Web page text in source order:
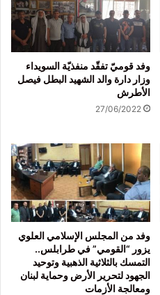
وفد قوميّ تفقّد منفذيّة السويداء
وزار دارة والد الشهيد البطل فيصل
الأطرش
27/06/2022
وفد من المجلس الإسلامي العلوي
يزور “القومي” في طرابلس..
التمسك بالثلاثية الذهبية وتوحيد
الجهود لتحرير الأرض وحماية لبنان
ومعالجة الأزمات